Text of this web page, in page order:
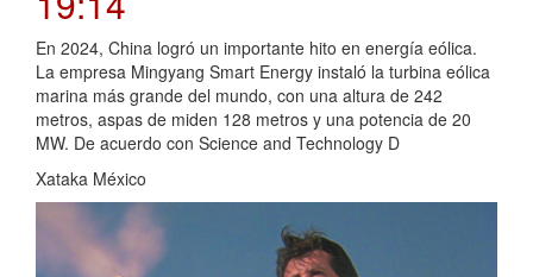
En 2024, China logró un importante hito en energía eólica.
La empresa Mingyang Smart Energy instaló la turbina eólica
marina más grande del mundo, con una altura de 242
metros, aspas de miden 128 metros y una potencia de 20
MW. De acuerdo con Science and Technology D
Xataka México